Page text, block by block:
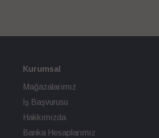
Kurumsal
Mağazalarımız
İş Başvurusu
Hakkımızda
Banka Hesaplarımız